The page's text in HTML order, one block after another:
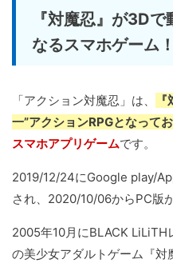
『対魔忍』が3D
なるスマホゲーム！
「アクション対魔忍」は、
一”アクションRPGとなって
スマホアプリゲームです。
2019/12/24にGoogle play/
され、2020/10/06からPC版
2005年10月にBLACK LiLiTH
の美少女アダルトゲーム『